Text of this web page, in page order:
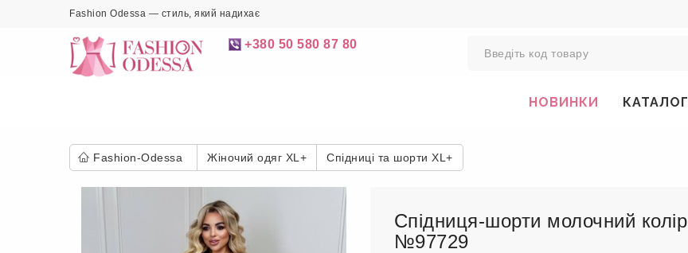
Fashion Odessa — стиль, який надихає
+380 50 580 87 80
НОВИНКИ КАТАЛОГ
Fashion-Odessa Жіночий одяг XL+ Спідниці та шорти XL+
Спідниця-шорти молочний колір
№97729